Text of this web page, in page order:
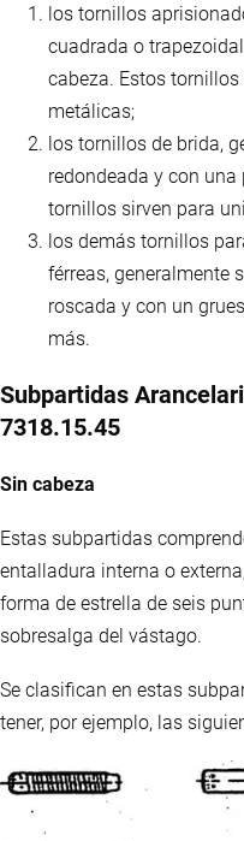
los tornillos
cuadrada o
cabeza. Estos
metálicas;
los tornillos de brida,
redondeada y con
tornillos sirven para
los demás tornillos
férreas, generalmente
roscada y con un
más.
Subpartidas
7318.15.45
Sin cabeza
Estas subpartidas
entalladura interna o
forma de estrella de seis
sobresalga del vástago.
Se clasifican en estas
tener, por ejemplo, las